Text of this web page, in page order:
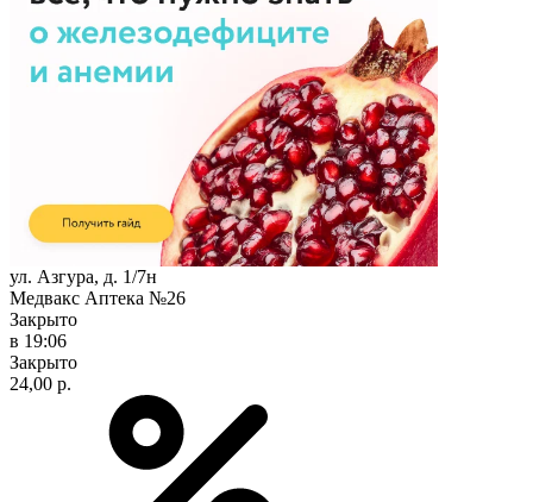
ул. Азгура, д. 1/7н
Медвакс Аптека №26
Закрыто
в 19:06
Закрыто
24,00 р.